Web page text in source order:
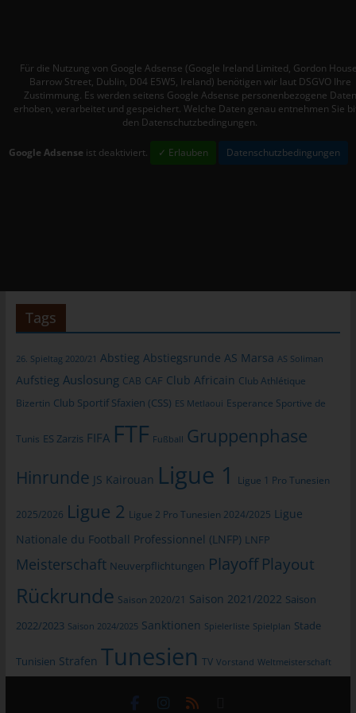
Für die Nutzung von Google Adsense (Google Ireland Limited, Gordon
Barrow Street, Dublin, D04 E5W5, Ireland) benötigen wir laut DSGVO Ihre
Zustimmung. Es werden seitens Google Adsense personenbezogene Daten
erhoben, verarbeitet und gespeichert. Welche Daten genau entnehmen Sie
den Datenschutzbedingungen.
Google Adsense ist deaktiviert. ✓ Erlauben Datenschutzbedingungen
Tags
26. Spieltag 2020/21 Abstieg Abstiegsrunde AS Marsa AS Soliman
Aufstieg Auslosung CAB CAF Club Africain Club Athlétique
Bizertin Club Sportif Sfaxien (CSS) ES Metlaoui Esperance Sportive de
Tunis ES Zarzis FIFA FTF Fußball Gruppenphase
Hinrunde JS Kairouan Ligue 1 Ligue 1 Pro Tunesien
2025/2026 Ligue 2 Ligue 2 Pro Tunesien 2024/2025 Ligue
Nationale du Football Professionnel (LNFP) LNFP
Meisterschaft Neuverpflichtungen Playoff Playout
Rückrunde Saison 2020/21 Saison 2021/2022 Saison
2022/2023 Saison 2024/2025 Sanktionen Spielerliste Spielplan Stade
Tunisien Strafen Tunesien TV Vorstand Weltmeisterschaft
Hosting
Die von uns in Anspruch genommenen Hosting-Leistungen
dienen der Zurverfügungstellung der folgenden Leistungen:
Speicherplatz und Datenbankdienste, Sicherheitsleistungen
gem. Art. 6 Abs. 1 lit. f DSGVO i.V.m. Art. 28 DSGVO (Abschluss
Auftragsverarbeitungsvertrag).
Routinemäßige Löschung und Sperrung
von personenbezogenen Daten
speichert personenbezogene Daten der betroffenen Person nur
erforderlich ist oder sofern dies durch den Europäischen
Richtlinien- und Verordnungsgeber oder einen anderen
Gesetzgeber in Gesetzen oder Vorschriften, welchen der für die
Verarbeitung Verantwortliche unterliegt, vorgesehen wurde.
Europäischen Richtlinien- und Verordnungsgeber oder einem
anderen zuständigen Gesetzgeber vorgeschriebene
Speicherfrist ab, werden die personenbezogenen Daten
routinemäßig und entsprechend den gesetzlichen Vorschriften
Rechte der betroffenen Person
a) Recht auf Bestätigung